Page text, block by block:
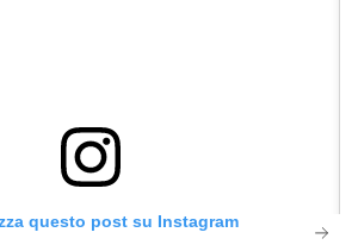
questo post su Instagram